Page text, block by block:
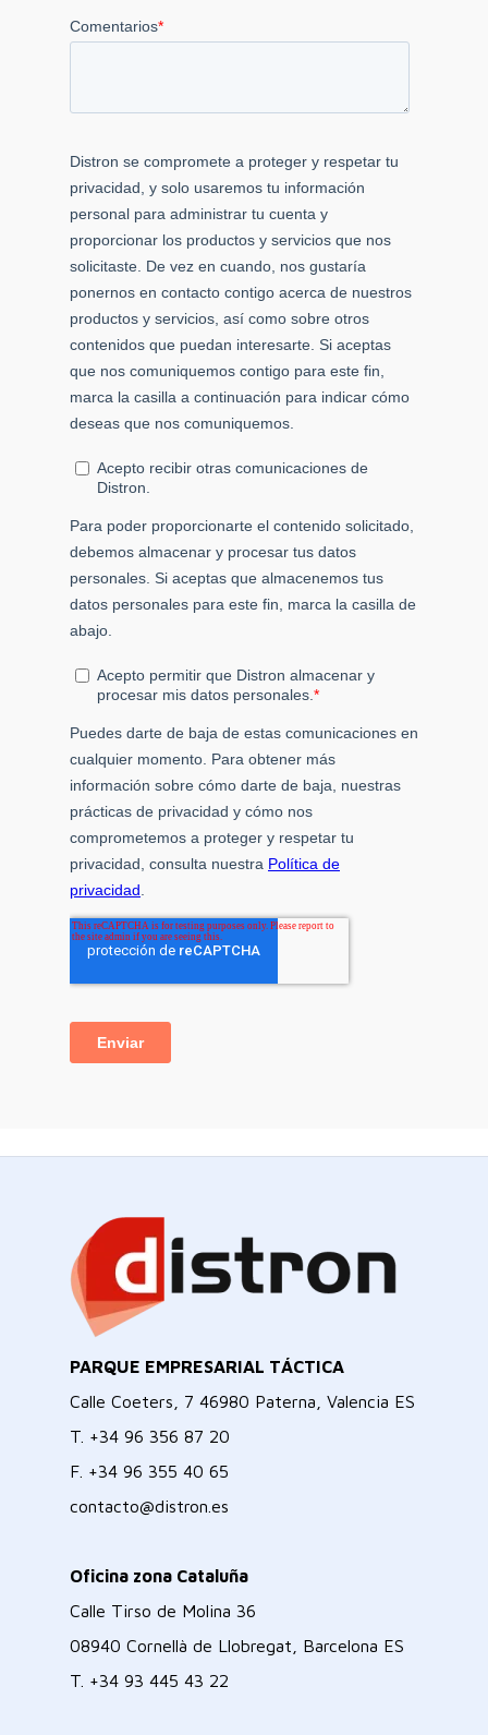
PARQUE EMPRESARIAL TÁCTICA
Calle Coeters, 7 46980 Paterna, Valencia ES
T. +34 96 356 87 20
F. +34 96 355 40 65
contacto@distron.es
Oficina zona Cataluña
Calle Tirso de Molina 36
08940 Cornellà de Llobregat, Barcelona ES
T. +34 93 445 43 22